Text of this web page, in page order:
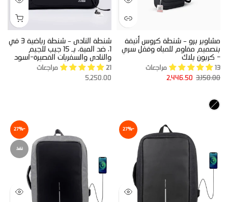
مشاوير برو – شنطة كروس أنيقة
بتصميم مقاوم للمياه وقفل سري
- كربون بلاك
13 مراجعات
3,150.00
2,446.50
شنطة النادى – شنطة رياضية 3 في
1، ضد المية، بـ 15 جيب للجيم
والنادى والسفريات القصيرة-اسود
21 مراجعات
5,250.00
-27%
-27%
نفذ